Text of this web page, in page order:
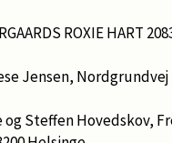
ROXIE HART
Jensen, Nordgrundvej
og Steffen Hovedskov,